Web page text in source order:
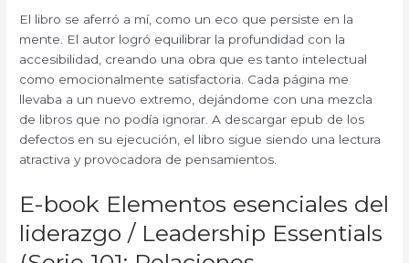
El libro se aferró a mí, como un eco que persiste en la
mente. El autor logró equilibrar la profundidad con la
accesibilidad, creando una obra que es tanto intelectual
como emocionalmente satisfactoria. Cada página me
llevaba a un nuevo extremo, dejándome con una mezcla
de libros que no podía ignorar. A descargar epub de los
defectos en su ejecución, el libro sigue siendo una lectura
atractiva y provocadora de pensamientos.
E-book Elementos esenciales del
liderazgo / Leadership Essentials